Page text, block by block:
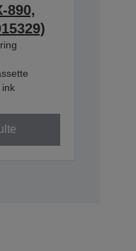
890,
ink